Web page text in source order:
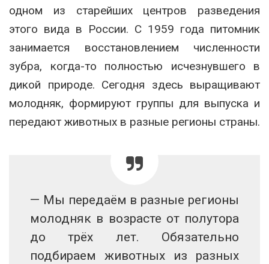
одном из старейших центров разведения
этого вида в России. С 1959 года питомник
занимается восстановлением численности
зубра, когда-то полностью исчезнувшего в
дикой природе. Сегодня здесь выращивают
молодняк, формируют группы для выпуска и
передают животных в разные регионы страны.
— Мы передаём в разные регионы
молодняк в возрасте от полутора
до трёх лет. Обязательно
подбираем животных из разных